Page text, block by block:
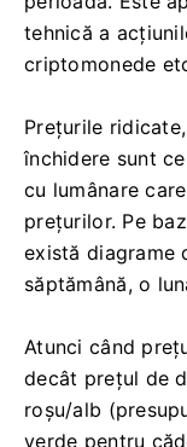
Întrebări
Un grafic cu
preț utilizat în
prețurile
închidere ale
perioadă.Este
criptomonede
Prețurile